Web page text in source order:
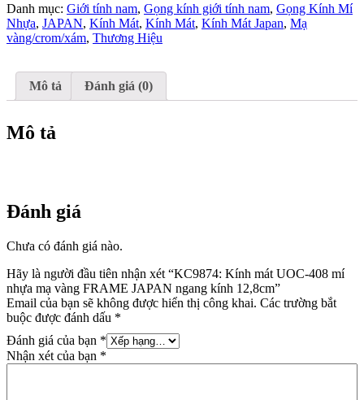
408
mí
nhựa
vàng
FRAME
JAPAN
kính
12,8cm
Danh mục: Giới tính nam, Gọng kính giới tính nam, Gọng Kính Mí
Nhựa, JAPAN, Kính Mát, Kính Mát, Kính Mát Japan, Mạ
vàng/crom/xám, Thương Hiệu
Mô tả Đánh giá (0)
Mô tả
Đánh giá
Chưa có đánh giá nào.
Hãy là người đầu tiên nhận xét “KC9874: Kính mát UOC-408 mí
nhựa mạ vàng FRAME JAPAN ngang kính 12,8cm”
Email của bạn sẽ không được hiển thị công khai. Các trường bắt
buộc được đánh dấu *
Đánh giá của bạn *
Nhận xét của bạn *